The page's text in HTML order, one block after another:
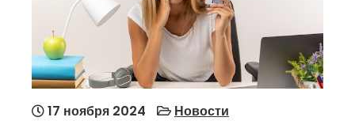
17 ноября 2024 Новости